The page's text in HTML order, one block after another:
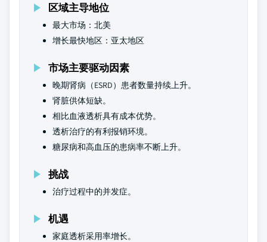
区域主导地位
最大市场：北美
增长最快地区：亚太地区
市场主要驱动因素
晚期肾病（ESRD）患者数量持续上升。
肾脏供体短缺。
相比血液透析具有成本优势。
透析治疗的有利报销环境。
糖尿病和高血压的患病率不断上升。
挑战
治疗过程中的并发症。
机遇
家庭透析采用率增长。